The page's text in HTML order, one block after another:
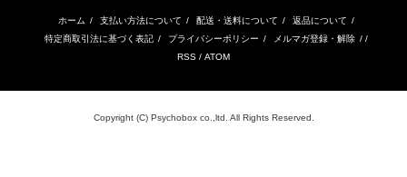
ホーム / 支払い方法について / 配送・送料について / 返品について /
特定商取引法に基づく表記 / プライバシーポリシー / メルマガ登録・解除 / /
RSS / ATOM
Copyright (C) Psychobox co.,ltd. All Rights Reserved.